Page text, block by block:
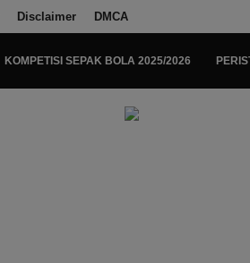
Disclaimer DMCA
KOMPETISI SEPAK BOLA 2025/2026